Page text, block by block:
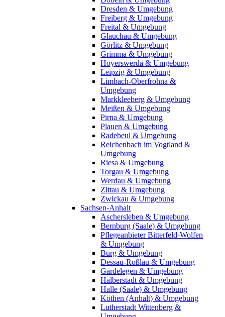
Dresden & Umgebung
Freiberg & Umgebung
Freital & Umgebung
Glauchau & Umgebung
Görlitz & Umgebung
Grimma & Umgebung
Hoyerswerda & Umgebung
Leipzig & Umgebung
Limbach-Oberfrohna &
Umgebung
Markkleeberg & Umgebung
Meißen & Umgebung
Pirna & Umgebung
Plauen & Umgebung
Radebeul & Umgebung
Reichenbach im Vogtland &
Umgebung
Riesa & Umgebung
Torgau & Umgebung
Werdau & Umgebung
Zittau & Umgebung
Zwickau & Umgebung
Sachsen-Anhalt
Aschersleben & Umgebung
Bernburg (Saale) & Umgebung
Pflegeanbieter Bitterfeld-Wolfen
& Umgebung
Burg & Umgebung
Dessau-Roßlau & Umgebung
Gardelegen & Umgebung
Halberstadt & Umgebung
Halle (Saale) & Umgebung
Köthen (Anhalt) & Umgebung
Lutherstadt Wittenberg &